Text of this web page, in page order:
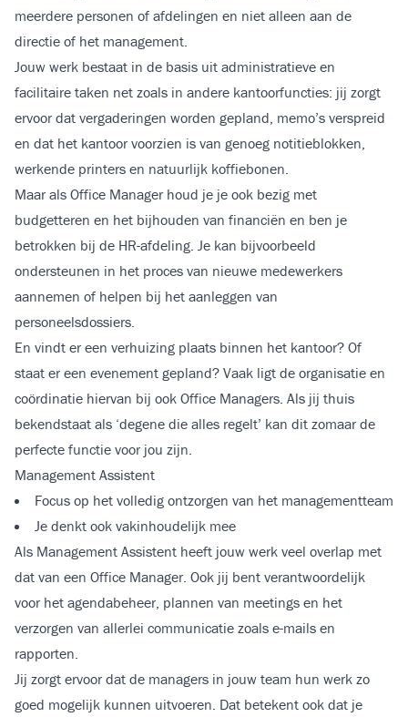
meerdere personen of afdelingen en niet alleen aan de
directie of het management.
Jouw werk bestaat in de basis uit administratieve en
facilitaire taken net zoals in andere kantoorfuncties: jij zorgt
ervoor dat vergaderingen worden gepland, memo’s verspreid
en dat het kantoor voorzien is van genoeg notitieblokken,
werkende printers en natuurlijk koffiebonen.
Maar als Office Manager houd je je ook bezig met
budgetteren en het bijhouden van financiën en ben je
betrokken bij de HR-afdeling. Je kan bijvoorbeeld
ondersteunen in het proces van nieuwe medewerkers
aannemen of helpen bij het aanleggen van
personeelsdossiers.
En vindt er een verhuizing plaats binnen het kantoor? Of
staat er een evenement gepland? Vaak ligt de organisatie en
coördinatie hiervan bij ook Office Managers. Als jij thuis
bekendstaat als ‘degene die alles regelt’ kan dit zomaar de
perfecte functie voor jou zijn.
Management Assistent
Focus op het volledig ontzorgen van het managementteam
Je denkt ook vakinhoudelijk mee
Als Management Assistent heeft jouw werk veel overlap met
dat van een Office Manager. Ook jij bent verantwoordelijk
voor het agendabeheer, plannen van meetings en het
verzorgen van allerlei communicatie zoals e-mails en
rapporten.
Jij zorgt ervoor dat de managers in jouw team hun werk zo
goed mogelijk kunnen uitvoeren. Dat betekent ook dat je